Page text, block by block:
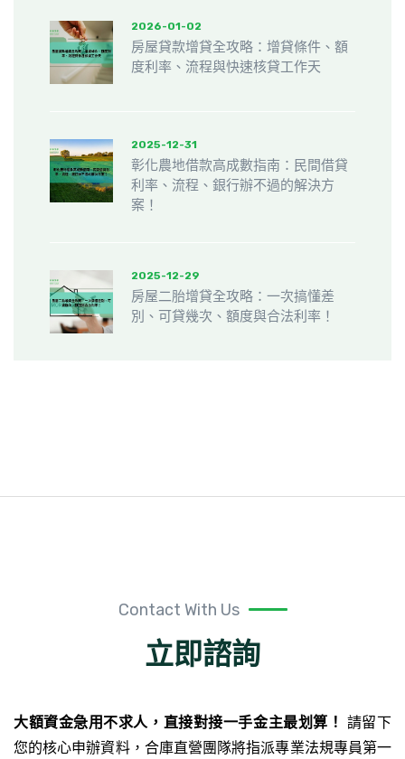
2026-01-02
房屋貸款增貸全攻略：增貸條件、額
度利率、流程與快速核貸工作天
2025-12-31
彰化農地借款高成數指南：民間借貸
利率、流程、銀行辦不過的解決方
案！
2025-12-29
房屋二胎增貸全攻略：一次搞懂差
別、可貸幾次、額度與合法利率！
Contact With Us
立即諮詢
大額資金急用不求人，直接對接一手金主最划算！
請留下
您的核心申辦資料，合庫直營團隊將指派專業法規專員第一